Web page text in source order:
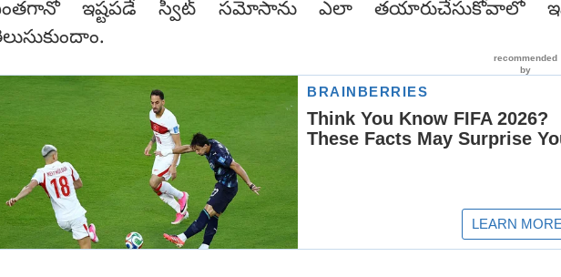
ఇష్టపడే స్వీట్ సమోసాను ఎలా తయారుచేసుకోవాలో